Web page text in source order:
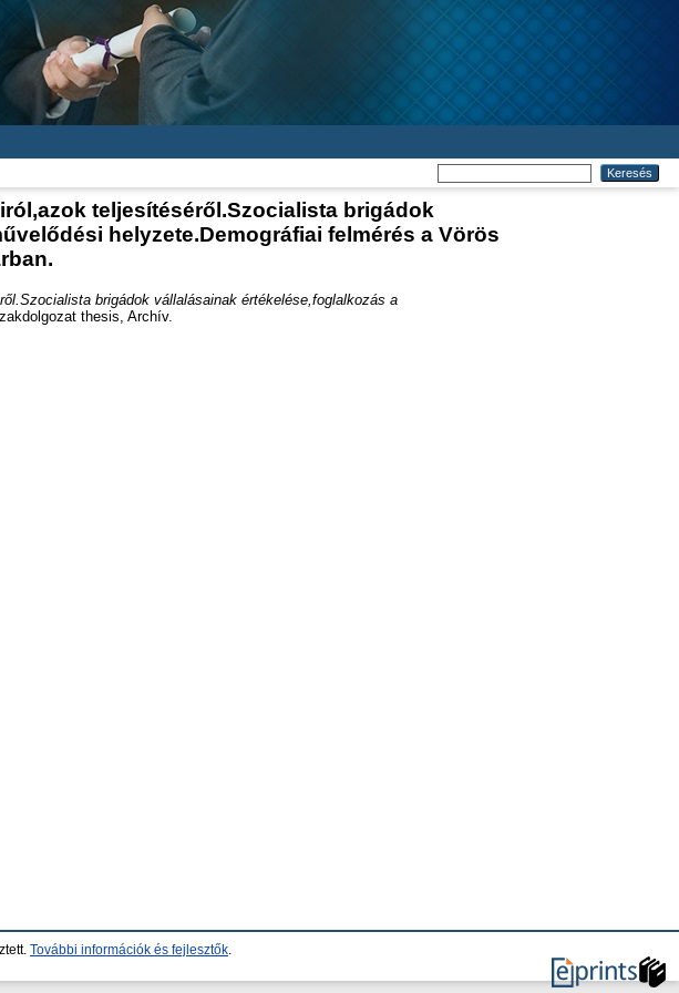
teljesítéséről.Szocialista brigádok
helyzete.Demográfiai felmérés a Vörös
brigádok vállalásainak értékelése,foglalkozás a
thesis, Archív.
További információk és fejlesztők